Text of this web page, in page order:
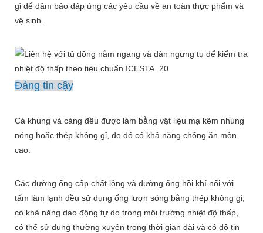
gỉ để đảm bảo đáp ứng các yêu cầu về an toàn thực phẩm và
vệ sinh.
Đáng tin cậy
Cả khung và càng đều được làm bằng vật liệu mạ kẽm nhúng
nóng hoặc thép không gỉ, do đó có khả năng chống ăn mòn
cao.
Các đường ống cấp chất lỏng và đường ống hồi khí nối với
tấm làm lạnh đều sử dụng ống lượn sóng bằng thép không gỉ,
có khả năng dao động tự do trong môi trường nhiệt độ thấp,
có thể sử dụng thường xuyên trong thời gian dài và có độ tin